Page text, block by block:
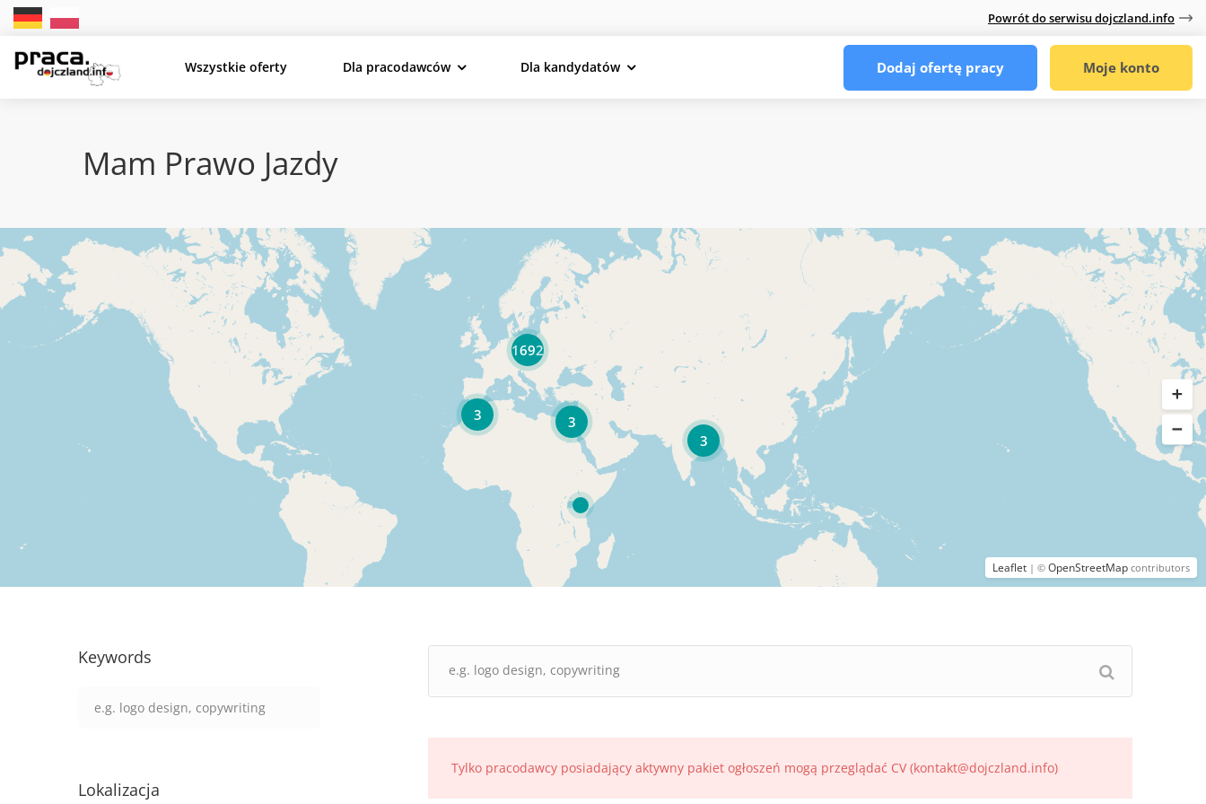
Powrót do serwisu dojczland.info
Wszystkie oferty Dla pracodawców Dla kandydatów Dodaj ofertę pracy Moje konto
Mam Prawo Jazdy
3
3
3
1692
Leaflet | © OpenStreetMap contributors
Keywords
Lokalizacja
Tylko pracodawcy posiadający aktywny pakiet ogłoszeń mogą przeglądać CV (kontakt@dojczland.info)